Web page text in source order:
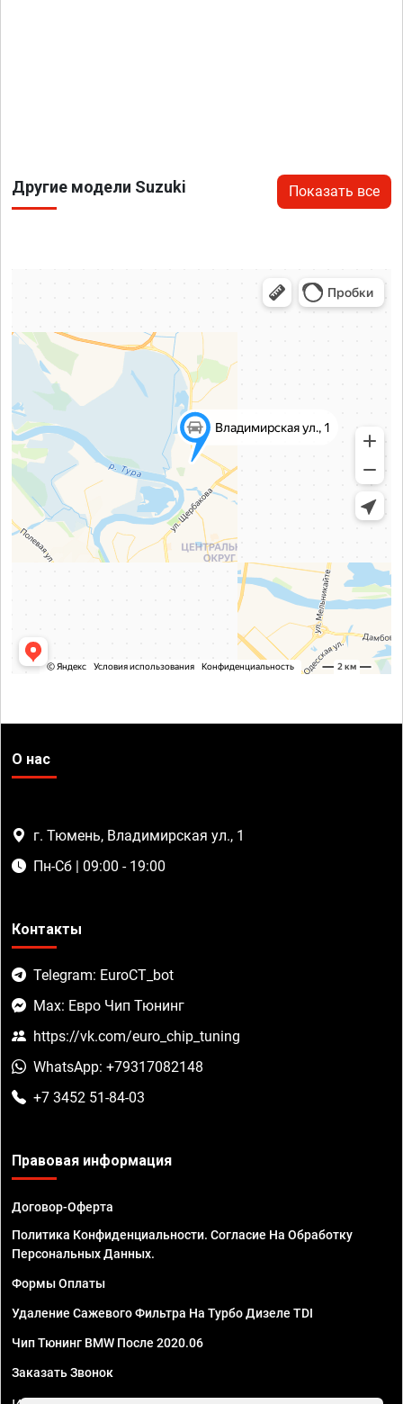
Другие модели Suzuki Показать все
О нас
г. Тюмень, Владимирская ул., 1
Пн-Сб | 09:00 - 19:00
Контакты
Telegram: EuroCT_bot
Max: Евро Чип Тюнинг
https://vk.com/euro_chip_tuning
WhatsApp: +79317082148
+7 3452 51-84-03
Правовая информация
Договор-Оферта
Политика Конфиденциальности. Согласие На Обработку
Персональных Данных.
Формы Оплаты
Удаление Сажевого Фильтра На Турбо Дизеле TDI
Чип Тюнинг BMW После 2020.06
Заказать Звонок